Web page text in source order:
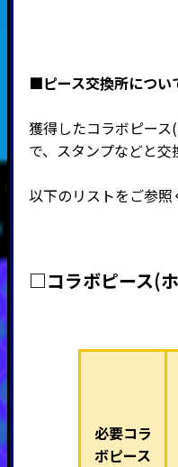
■ピース交換所につい
獲得したコラボピー
で、スタンプなどと交
以下のリストをご参照
□コラボピース(
必要コラ
ボピース